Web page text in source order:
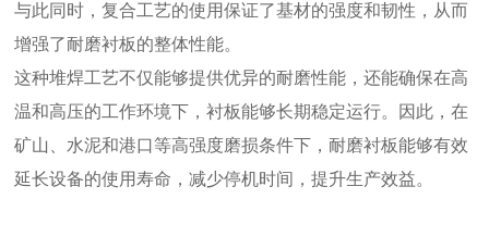
与此同时，复合工艺的使用保证了基材的强度和韧性，从而
增强了耐磨衬板的整体性能。
这种堆焊工艺不仅能够提供优异的耐磨性能，还能确保在高
温和高压的工作环境下，衬板能够长期稳定运行。因此，在
矿山、水泥和港口等高强度磨损条件下，耐磨衬板能够有效
延长设备的使用寿命，减少停机时间，提升生产效益。